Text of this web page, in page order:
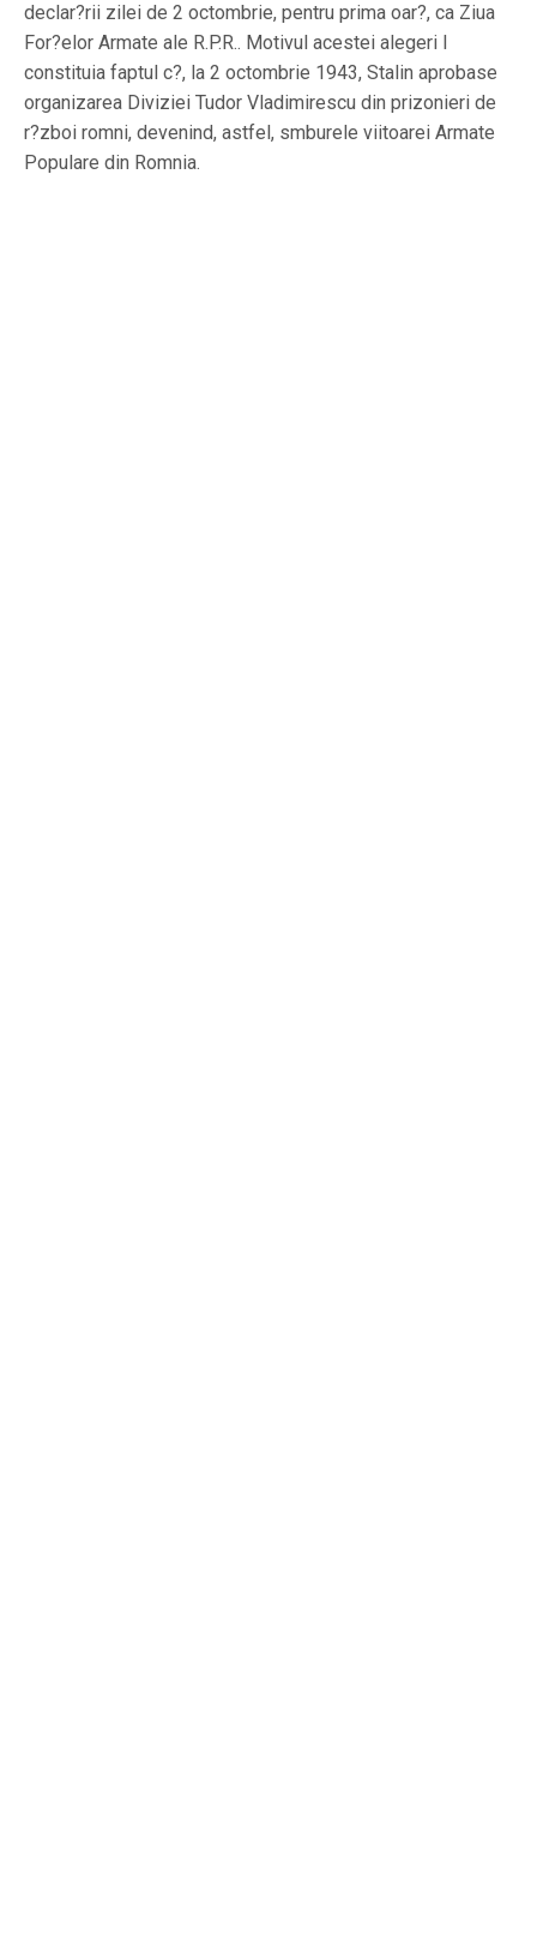
declar?rii zilei de 2 octombrie, pentru prima oar?, ca Ziua
For?elor Armate ale R.P.R.. Motivul acestei alegeri l
constituia faptul c?, la 2 octombrie 1943, Stalin aprobase
organizarea Diviziei Tudor Vladimirescu din prizonieri de
r?zboi romni, devenind, astfel, smburele viitoarei Armate
Populare din Romnia.